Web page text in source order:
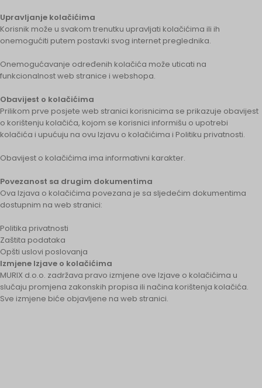
Upravljanje kolačićima
Korisnik može u svakom trenutku upravljati kolačićima ili ih
onemogućiti putem postavki svog internet preglednika.
Onemogućavanje određenih kolačića može uticati na
funkcionalnost web stranice i webshopa.
Obavijest o kolačićima
Prilikom prve posjete web stranici korisnicima se prikazuje obavijest
o korištenju kolačića, kojom se korisnici informišu o upotrebi
kolačića i upućuju na ovu Izjavu o kolačićima i Politiku privatnosti.
Obavijest o kolačićima ima informativni karakter.
Povezanost sa drugim dokumentima
Ova Izjava o kolačićima povezana je sa sljedećim dokumentima
dostupnim na web stranici:
Politika privatnosti
Zaštita podataka
Opšti uslovi poslovanja
Izmjene Izjave o kolačićima
MURIX d.o.o. zadržava pravo izmjene ove Izjave o kolačićima u
slučaju promjena zakonskih propisa ili načina korištenja kolačića.
Sve izmjene biće objavljene na web stranici.